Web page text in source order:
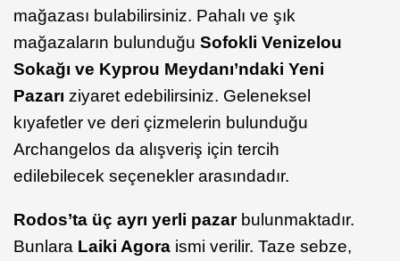
mağazası bulabilirsiniz. Pahalı ve şık
mağazaların bulunduğu Sofokli Venizelou
Sokağı ve Kyprou Meydanı’ndaki Yeni
Pazarı ziyaret edebilirsiniz. Geleneksel
kıyafetler ve deri çizmelerin bulunduğu
Archangelos da alışveriş için tercih
edilebilecek seçenekler arasındadır.
Rodos’ta üç ayrı yerli pazarbulunmaktadır.
Bunlara Laiki Agora ismi verilir. Taze sebze,